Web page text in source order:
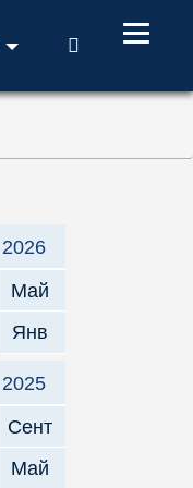
ПОИСК
2026
Май
Янв
2025
Сент
Май